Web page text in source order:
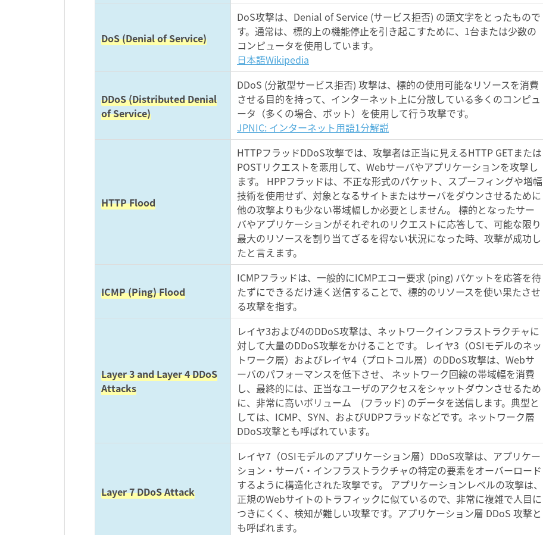
DoS (Denial of Service)
DoS攻撃は、Denial of Service (サービス拒否) の頭文字をとったもので
す。通常は、標的上の機能停止を引き起こすために、1台または少数の
コンピュータを使用しています。
日本語Wikipedia
DDoS (Distributed Denial
of Service)
DDoS (分散型サービス拒否) 攻撃は、標的の使用可能なリソースを消費
させる目的を持って、インターネット上に分散している多くのコンピュ
ータ（多くの場合、ボット）を使用して行う攻撃です。
JPNIC: インターネット用語1分解説
HTTP Flood
HTTPフラッドDDoS攻撃では、攻撃者は正当に見えるHTTP GETまたは
POSTリクエストを悪用して、Webサーバやアプリケーションを攻撃し
ます。 HPPフラッドは、不正な形式のパケット、スプーフィングや増幅
技術を使用せず、対象となるサイトまたはサーバをダウンさせるために
他の攻撃よりも少ない帯域幅しか必要としません。 標的となったサー
バやアプリケーションがそれぞれのリクエストに応答して、可能な限り
最大のリソースを割り当てざるを得ない状況になった時、攻撃が成功し
たと言えます。
ICMP (Ping) Flood
ICMPフラッドは、一般的にICMPエコー要求 (ping) パケットを応答を待
たずにできるだけ速く送信することで、標的のリソースを使い果たさせ
る攻撃を指す。
Layer 3 and Layer 4 DDoS
Attacks
レイヤ3および4のDDoS攻撃は、ネットワークインフラストラクチャに
対して大量のDDoS攻撃をかけることです。 レイヤ3（OSIモデルのネッ
トワーク層）およびレイヤ4（プロトコル層）のDDoS攻撃は、Webサ
ーバのパフォーマンスを低下させ、 ネットワーク回線の帯域幅を消費
し、最終的には、正当なユーザのアクセスをシャットダウンさせるため
に、非常に高いボリューム (フラッド) のデータを送信します。典型と
しては、ICMP、SYN、およびUDPフラッドなどです。ネットワーク層
DDoS攻撃とも呼ばれています。
Layer 7 DDoS Attack
レイヤ7（OSIモデルのアプリケーション層）DDoS攻撃は、アプリケー
ション・サーバ・インフラストラクチャの特定の要素をオーバーロード
するように構造化された攻撃です。 アプリケーションレベルの攻撃は、
正規のWebサイトのトラフィックに似ているので、非常に複雑で人目に
つきにくく、検知が難しい攻撃です。アプリケーション層 DDoS 攻撃と
も呼ばれます。